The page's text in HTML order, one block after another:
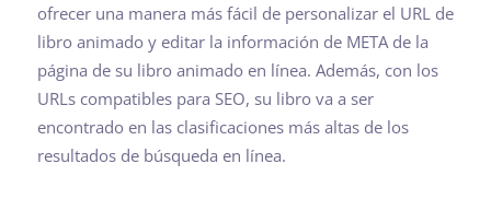
ofrecer una manera más fácil de personalizar el URL de
libro animado y editar la información de META de la
página de su libro animado en línea. Además, con los
URLs compatibles para SEO, su libro va a ser
encontrado en las clasificaciones más altas de los
resultados de búsqueda en línea.